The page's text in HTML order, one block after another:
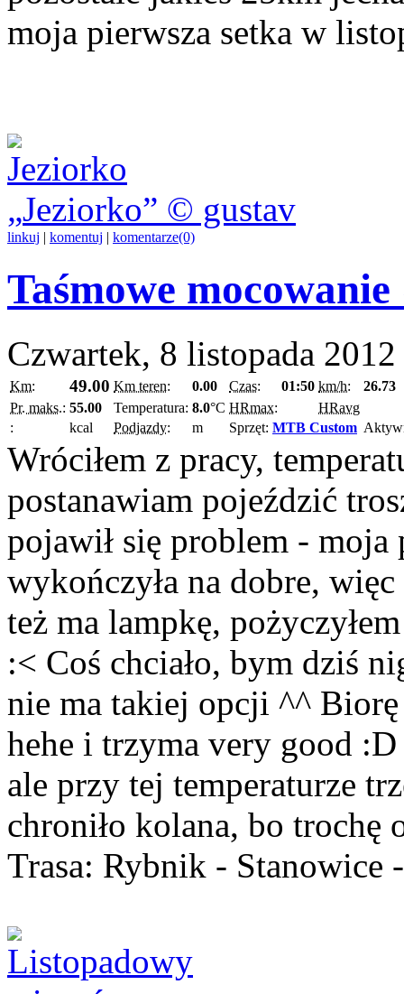
moja pierwsza setka w
Jeziorko © gustav
linkuj | komentuj | komentarze(0)
Taśmowe
Czwartek, 8 listopada 2012
Km: 49.00 Km teren: 0.00 Czas: 01:50 km/h:
26.73
Pr. maks.: 55.00 Temperatura: 8.0°C HRmax:
HRavg
:
kcal Podjazdy: m Sprzęt: MTB Custom
Wróciłem z pracy,
postanawiam pojeździć
pojawił się problem - moja
wykończyła na dobre,
też ma lampkę,
:< Coś chciało, bym dziś
nie ma takiej opcji ^^
hehe i trzyma very good
ale przy tej temperaturze
chroniło kolana, bo trochę
Trasa: Rybnik - Stanowice